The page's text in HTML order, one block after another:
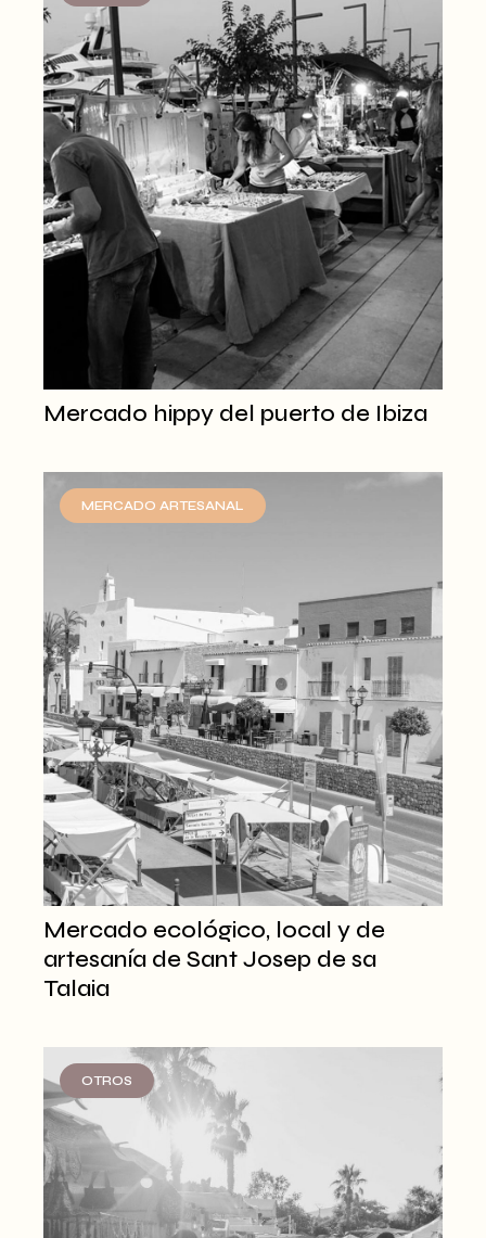
Mercado hippy del puerto de Ibiza
MERCADO ARTESANAL
Mercado ecológico, local y de
artesanía de Sant Josep de sa
Talaia
OTROS